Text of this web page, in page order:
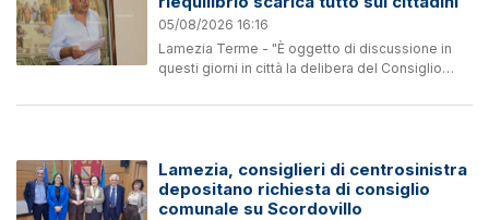
05/08/2026 16:16
Lamezia Terme - "È oggetto di discussione in
questi giorni in città la delibera del Consiglio
utenze domestiche e del 17% per le attività
Lamezia, consiglieri di centrosinistra
depositano richiesta di consiglio
comunale su Scordovillo